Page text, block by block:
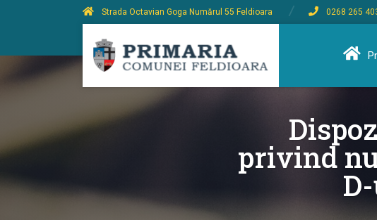
Strada Octavian Goga Numărul 55 Feldioara 0268 265
privind